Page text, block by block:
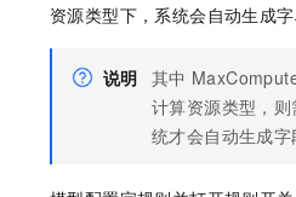
资源类型下，系统会自动生成字
说明 其中
计算资源类型，
统才会自动生成字